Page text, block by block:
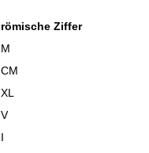
römische Ziffer
M
CM
XL
V
I